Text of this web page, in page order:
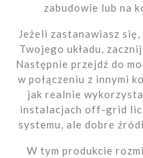
zabudowie lub na
Jeżeli zastanawiasz
Twojego układu,
Następnie przejdź do
w połączeniu z innymi
jak realnie
instalacjach off-grid
systemu, ale dobre
W tym produkcie